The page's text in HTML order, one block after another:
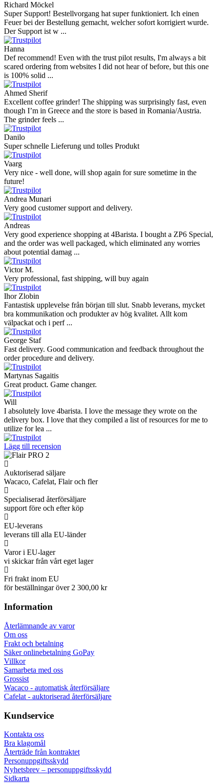
Richard Möckel
Super Support! Bestellvorgang hat super funktioniert. Ich einen
Feuer bei der Bestellung gemacht, welcher sofort korrigiert wurde.
Der Support ist w ...
Hanna
Def recommend! Even with the trust pilot results, I'm always a bit
scared ordering from websites I did not hear of before, but this one
is 100% solid ...
Ahmed Sherif
Excellent coffee grinder! The shipping was surprisingly fast, even
though I’m in Greece and the store is based in Romania/Austria.
The grinder feels ...
Danilo
Super schnelle Lieferung und tolles Produkt
Vaarg
Very nice - well done, will shop again for sure sometime in the
future!
Andrea Munari
Very good customer support and delivery.
Andreas
Very good experience shopping at 4Barista. I bought a ZP6 Special,
and the order was well packaged, which eliminated any worries
about potential damag ...
Victor M.
Very professional, fast shipping, will buy again
Ihor Zlobin
Fantastisk upplevelse från början till slut. Snabb leverans, mycket
bra kommunikation och produkter av hög kvalitet. Allt kom
välpackat och i perf ...
George Staf
Fast delivery. Good communication and feedback throughout the
order procedure and delivery.
Martynas Sagaitis
Great product. Game changer.
Will
I absolutely love 4barista. I love the message they wrote on the
delivery box. I love that they compiled a list of resources for me to
utilize for lea ...
Lägg till recension
Auktoriserad säljare
Wacaco, Cafelat, Flair och fler
Specialiserad återförsäljare
support före och efter köp
EU-leverans
leverans till alla EU-länder
Varor i EU-lager
vi skickar från vårt eget lager
Fri frakt inom EU
för beställningar över 2 300,00 kr
Information
Återlämnande av varor
Om oss
Frakt och betalning
Säker onlinebetalning GoPay
Villkor
Samarbeta med oss
Grossist
Wacaco - automatisk återförsäljare
Cafelat - auktoriserad återförsäljare
Kundservice
Kontakta oss
Bra klagomål
Återträde från kontraktet
Personuppgiftsskydd
Nyhetsbrev – personuppgiftsskydd
Sidkarta